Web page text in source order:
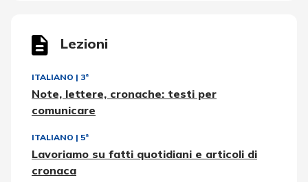
Lezioni
ITALIANO | 3ª
Note, lettere, cronache: testi per
comunicare
ITALIANO | 5ª
Lavoriamo su fatti quotidiani e articoli di
cronaca